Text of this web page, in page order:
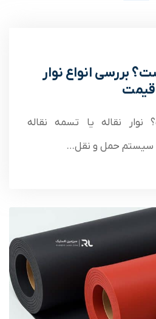
بررسی انواع نوار
قیمت
نقاله یا تسمه نقاله